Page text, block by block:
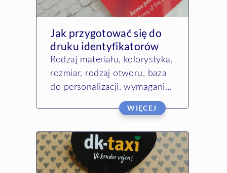
Jak przygotować się do
druku identyfikatorów
plastikowych na imprezy
masowe?
Rodzaj materiału, kolorystyka,
rozmiar, rodzaj otworu, baza
do personalizacji, wymagania
co do projektu graficznego –
poznaj uwarunkowania
identyfikatorów …
WIĘCEJ